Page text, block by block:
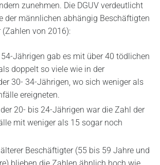
zunehmen. Die DGUV verdeutlicht
der männlichen abhängig Beschäftigten
von 2016):
Jährigen gab es mit über 40 tödlichen
doppelt so viele wie in der
30- 34-Jährigen, wo sich weniger als
ereigneten.
20- bis 24-Jährigen war die Zahl der
mit weniger als 15 sogar noch
Beschäftigter (55 bis 59 Jahre und